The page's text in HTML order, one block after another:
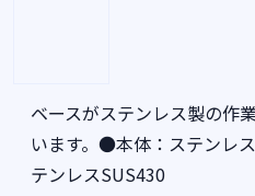
ベースがステンレス製の作
います。●本体：ステンレ
テンレスSUS430